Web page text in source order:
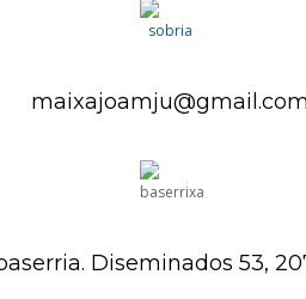
maixajoamju@gmail.com
Diseminados 53,